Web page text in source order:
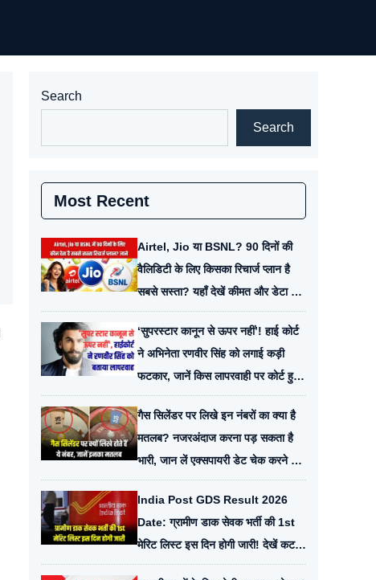
Search
Search
Most Recent
Airtel, Jio या BSNL? 90 दिनों की
वैलिडिटी के लिए किसका रिचार्ज प्लान है
सबसे सस्ता? यहाँ देखें कीमत और डेटा की
तुलना
‘सुपरस्टार कानून से ऊपर नहीं’! हाई कोर्ट
ने अभिनेता रणवीर सिंह को लगाई कड़ी
फटकार, जानें किस लापरवाही पर कोर्ट हुआ
सख्त
गैस सिलेंडर पर लिखे इन नंबरों का क्या है
मतलब? नजरअंदाज करना पड़ सकता है
भारी, जान लें एक्सपायरी डेट चेक करने का
ये तरीका
India Post GDS Result 2026
Date: ग्रामीण डाक सेवक भर्ती की 1st
मेरिट लिस्ट इस दिन होगी जारी! देखें कट-
ऑफ और अपना नाम चेक करने का तरीका